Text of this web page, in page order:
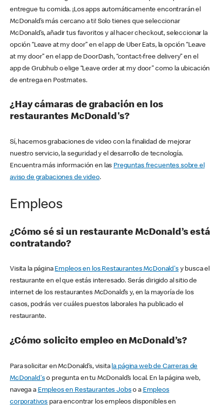
entregue tu comida. ¡Los apps automáticamente encontrarán el
McDonald’s más cercano a ti! Solo tienes que seleccionar
McDonald’s, añadir tus favoritos y al hacer checkout, seleccionar la
opción “Leave at my door” en el app de Uber Eats, la opción “Leave
at my door” en el app de DoorDash, “contact-free delivery” en el
app de Grubhub o elige “Leave order at my door” como la ubicación
de entrega en Postmates.
¿Hay cámaras de grabación en los
restaurantes McDonald's?
Sí, hacemos grabaciones de video con la finalidad de mejorar
nuestro servicio, la seguridad y el desarrollo de tecnología.
Encuentra más información en las Preguntas frecuentes sobre el
aviso de grabaciones de video.
Empleos
¿Cómo sé si un restaurante McDonald’s está
contratando?
Visita la página Empleos en los Restaurantes McDonald'sy busca el
restaurante en el que estás interesado. Serás dirigido al sitio de
internet de los restaurantes McDonald’s y, en la mayoría de los
casos, podrás ver cuáles puestos laborales ha publicado el
restaurante.
¿Cómo solicito empleo en McDonald’s?
Para solicitar en McDonald’s, visita la página web de Carreras de
McDonald'so pregunta en tu McDonald’s local. En la página web,
navega a Empleos en Restaurantes Jobso a Empleos
corporativos para encontrar los empleos disponibles en